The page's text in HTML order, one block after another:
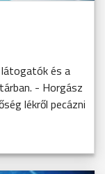
és a
- Horgász
lékről pecázni